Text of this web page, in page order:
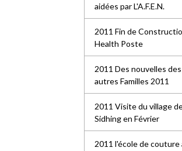
aidées par L'A.F.E.N.
2011 Fin de
Health Poste
2011 Des nouvelles des
autres Familles 2011
2011 Visite du village
Sidhing en Février
2011 l'école de couture